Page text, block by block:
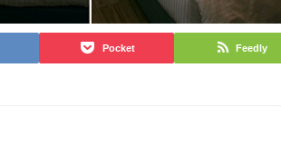
Pocket Feedly